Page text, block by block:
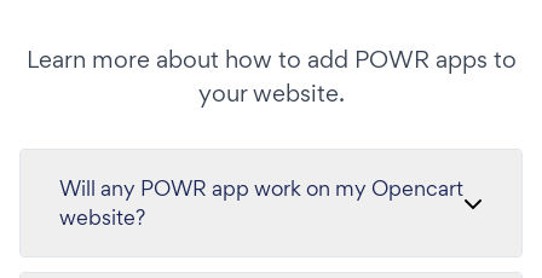
Learn more about how to add POWR apps to
your website.
Will any POWR app work on my Opencart
website?